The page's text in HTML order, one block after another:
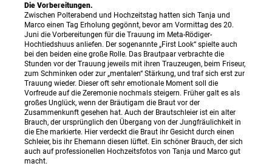
Die Vorbereitungen.
Zwischen Polterabend und Hochzeitstag hatten sich Tanja und
Marco einen Tag Erholung gegönnt, bevor am Vormittag des 20.
Juni die Vorbereitungen für die Trauung im Meta-Rödiger-
Hochtiedshuus anliefen. Der sogenannte „First Look“ spielte auch
bei den beiden eine große Rolle. Das Brautpaar verbrachte die
Stunden vor der Trauung jeweils mit ihren Trauzeugen, beim Friseur,
zum Schminken oder zur „mentalen“ Stärkung, und traf sich erst zur
Trauung wieder. Dieser oft sehr emotionale Moment soll die
Vorfreude auf die Zeremonie nochmals steigern. Früher galt es als
großes Unglück, wenn der Bräutigam die Braut vor der
Zusammenkunft gesehen hat. Auch der Brautschleier ist ein alter
Brauch, der ursprünglich den Übergang von der Jungfräulichkeit in
die Ehe markierte. Hier verdeckt die Braut ihr Gesicht durch einen
Schleier, bis ihr Ehemann diesen lüftet. Ein schöner Brauch, der sich
auch auf professionellen Hochzeitsfotos von Tanja und Marco gut
macht.